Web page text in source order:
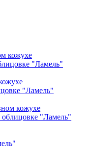
кожухе
"Ламель"
"Ламель"
кожухе
"Ламель"